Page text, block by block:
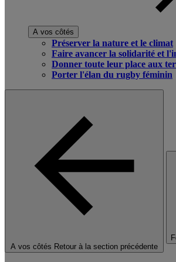
A vos côtés
Préserver la nature et le climat
Faire avancer la solidarité et
Donner toute leur place aux
Porter l'élan du rugby féminin
A vos côtés Retour à la section précédente